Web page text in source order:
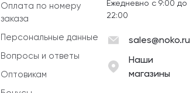
Оплата по номеру
заказа
Персональные данные
Вопросы и ответы
Оптовикам
Ежедневно с 9:00 до
22:00
sales@noko.ru
Наши
магазины